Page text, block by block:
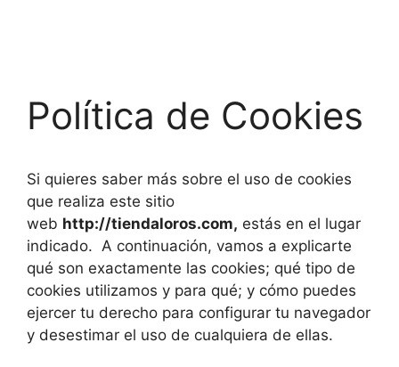
Política de Cookies
Si quieres saber más sobre el uso de cookies
que realiza este sitio
web http://tiendaloros.com, estás en el lugar
indicado. A continuación, vamos a explicarte
qué son exactamente las cookies; qué tipo de
cookies utilizamos y para qué; y cómo puedes
ejercer tu derecho para configurar tu navegador
y desestimar el uso de cualquiera de ellas.